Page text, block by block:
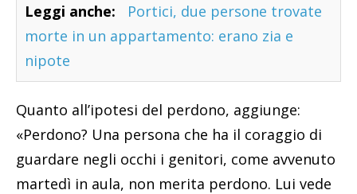
Leggi anche:
Portici, due persone trovate
morte in un appartamento: erano zia e
nipote
Quanto all’ipotesi del perdono, aggiunge:
«Perdono? Una persona che ha il coraggio di
guardare negli occhi i genitori, come avvenuto
martedì in aula, non merita perdono. Lui vede